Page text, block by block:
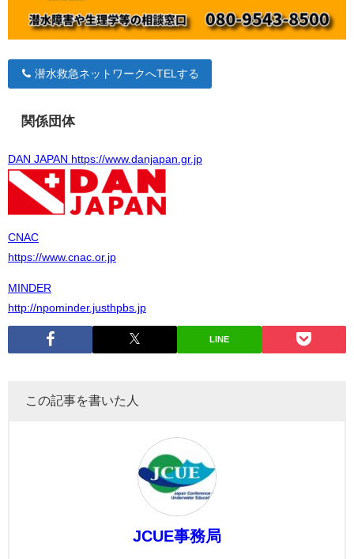
潜水救急ネットワークへTELする
関係団体
DAN JAPAN https://www.danjapan.gr.jp
CNAC
https://www.cnac.or.jp
MINDER
http://npominder.justhpbs.jp
LINE
この記事を書いた人
JCUE事務局